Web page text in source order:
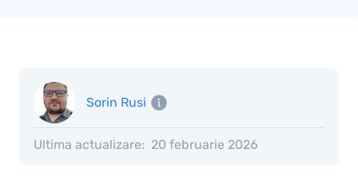
Sorin Rusi
Ultima actualizare: 20 februarie 2026